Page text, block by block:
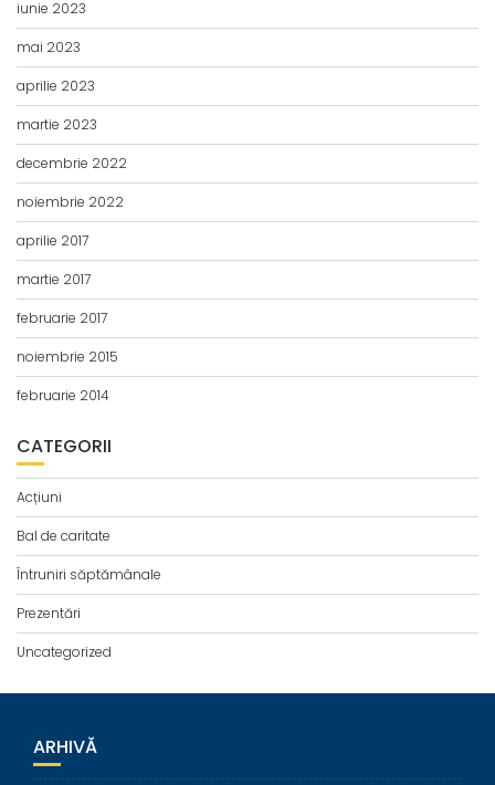
iunie 2023
mai 2023
aprilie 2023
martie 2023
decembrie 2022
noiembrie 2022
aprilie 2017
martie 2017
februarie 2017
noiembrie 2015
februarie 2014
CATEGORII
Acțiuni
Bal de caritate
Întruniri săptămânale
Prezentări
Uncategorized
ARHIVĂ